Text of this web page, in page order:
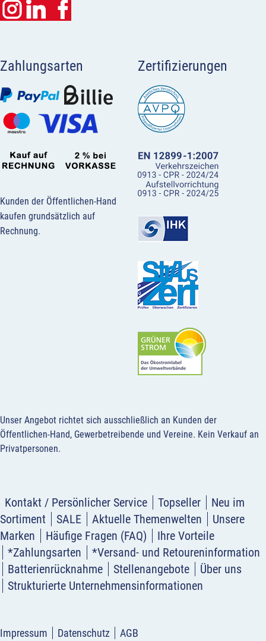
Zahlungsarten
Kunden der Öffentlichen-Hand
kaufen grundsätzlich auf
Rechnung.
Zertifizierungen
Unser Angebot richtet sich ausschließlich an Kunden der
Öffentlichen-Hand, Gewerbetreibende und Vereine. Kein Verkauf an
Privatpersonen.
Kontakt / Persönlicher Service Topseller
Neu im
Sortiment
SALE Aktuelle Themenwelten
Unsere
Marken
Häufige Fragen (FAQ)
Ihre Vorteile
*Zahlungsarten
*Versand- und Retoureninformation
Batterienrücknahme
Stellenangebote
Über uns
Strukturierte Unternehmensinformationen
Impressum Datenschutz AGB